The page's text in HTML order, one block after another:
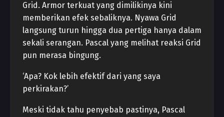
Grid. Armor terkuat yang dimilikinya kini
memberikan efek sebaliknya. Nyawa Grid
langsung turun hingga dua pertiga hanya dalam
sekali serangan. Pascal yang melihat reaksi Grid
pun merasa bingung.
‘Apa? Kok lebih efektif dari yang saya
perkirakan?’
Meski tidak tahu penyebab pastinya, Pascal